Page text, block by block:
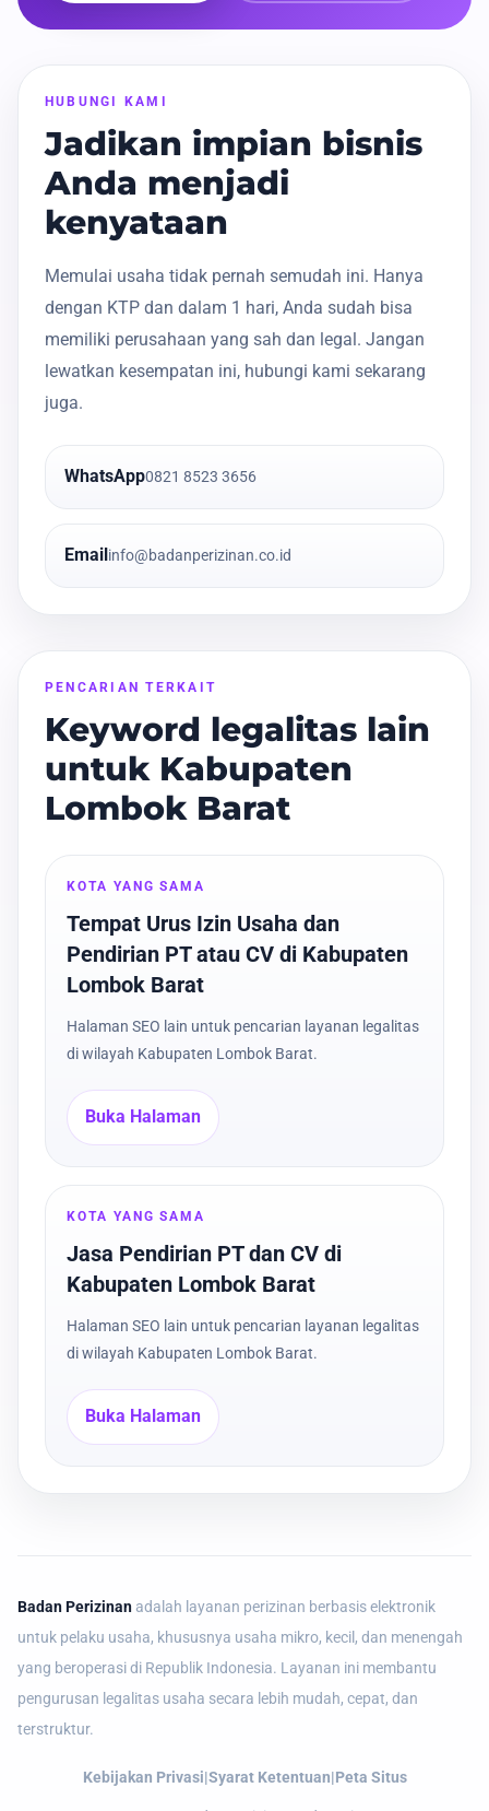
HUBUNGI KAMI
Jadikan impian bisnis
Anda menjadi
kenyataan
Memulai usaha tidak pernah semudah ini. Hanya
dengan KTP dan dalam 1 hari, Anda sudah bisa
memiliki perusahaan yang sah dan legal. Jangan
lewatkan kesempatan ini, hubungi kami sekarang
juga.
WhatsApp0821 8523 3656
Email info@badanperizinan.co.id
PENCARIAN TERKAIT
Keyword legalitas lain
untuk Kabupaten
Lombok Barat
KOTA YANG SAMA
Tempat Urus Izin Usaha dan
Pendirian PT atau CV di Kabupaten
Lombok Barat
Halaman SEO lain untuk pencarian layanan legalitas
di wilayah Kabupaten Lombok Barat.
Buka Halaman
KOTA YANG SAMA
Jasa Pendirian PT dan CV di
Kabupaten Lombok Barat
Halaman SEO lain untuk pencarian layanan legalitas
di wilayah Kabupaten Lombok Barat.
Buka Halaman
Badan Perizinan adalah layanan perizinan berbasis elektronik
untuk pelaku usaha, khususnya usaha mikro, kecil, dan menengah
yang beroperasi di Republik Indonesia. Layanan ini membantu
pengurusan legalitas usaha secara lebih mudah, cepat, dan
terstruktur.
Kebijakan Privasi|Syarat Ketentuan|Peta Situs